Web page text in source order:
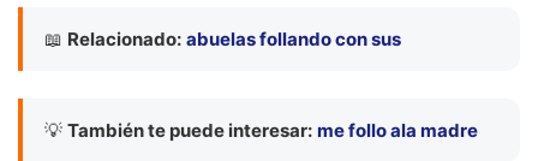
📖 Relacionado: abuelas follando con sus
💡 También te puede interesar: me follo ala madre